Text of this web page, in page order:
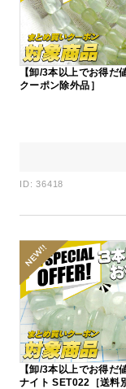
【卸/3本以上でお得
クーポン除外品］
ID: 36418
【卸/3本以上でお得だ
ナイト SET022［送料